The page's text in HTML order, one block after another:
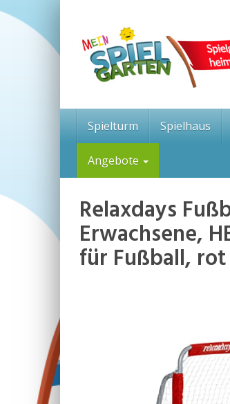
Skip
Spielturm Spielhaus
Angebote
Relaxdays
Erwachsene,
für Fußball,